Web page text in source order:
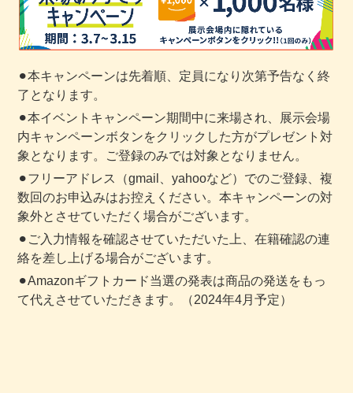
⚫︎本キャンペーンは先着順、定員になり次第予告なく終
了となります。
⚫︎本イベントキャンペーン期間中に来場され、展示会場
内キャンペーンボタンをクリックした方がプレゼント対
象となります。ご登録のみでは対象となりません。
⚫︎フリーアドレス（gmail、yahooなど）でのご登録、複
数回のお申込みはお控えください。本キャンペーンの対
象外とさせていただく場合がございます。
⚫︎ご入力情報を確認させていただいた上、在籍確認の連
絡を差し上げる場合がございます。
⚫︎Amazonギフトカード当選の発表は商品の発送をもっ
て代えさせていただきます。（2024年4月予定）